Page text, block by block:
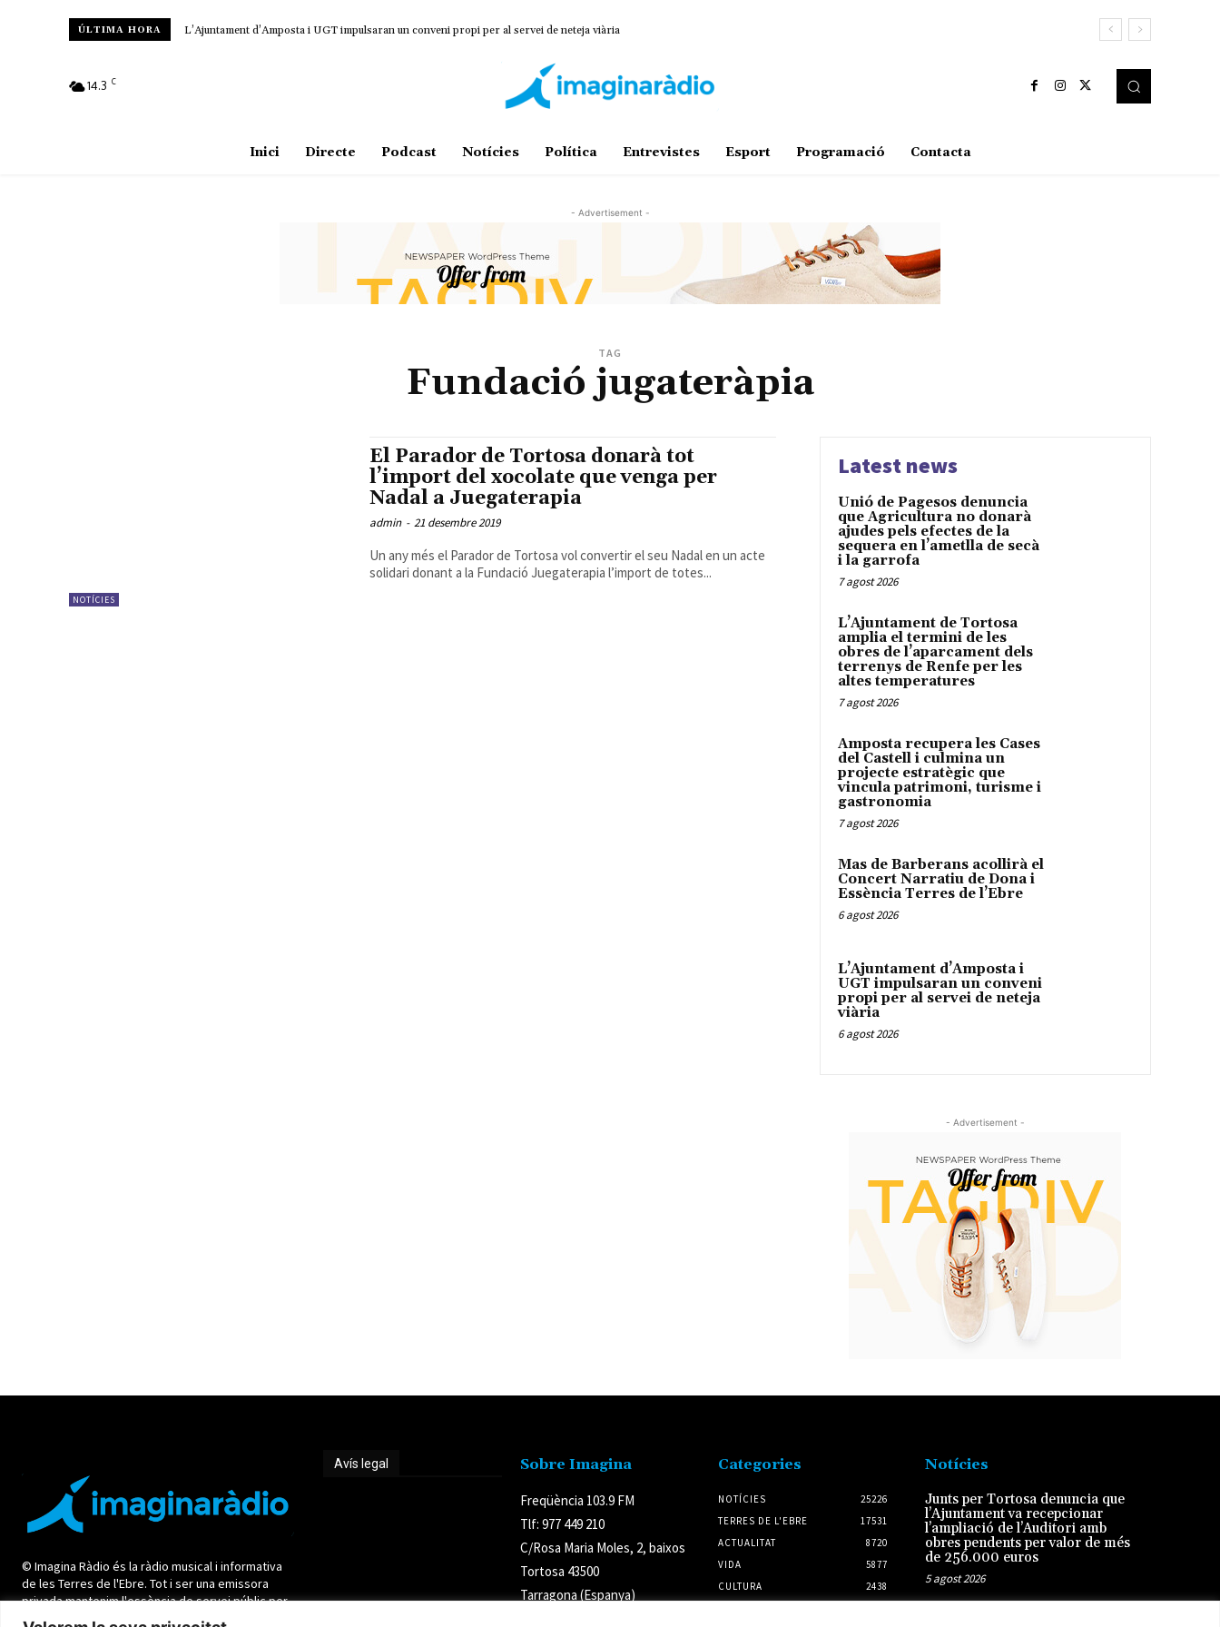
ÚLTIMA HORA L’Ajuntament d’Amposta i UGT impulsaran un conveni propi per al servei de neteja viària
14.3 C
Inici Directe Podcast Notícies Política Entrevistes Esport Programació Contacta
- Advertisement -
TAG
Fundació jugateràpia
NOTÍCIES
El Parador de Tortosa donarà tot
l’import del xocolate que venga per
Nadal a Juegaterapia
admin - 21 desembre 2019
Un any més el Parador de Tortosa vol convertir el seu Nadal en un acte
solidari donant a la Fundació Juegaterapia l’import de totes...
Latest news
Unió de Pagesos denuncia
que Agricultura no donarà
ajudes pels efectes de la
sequera en l’ametlla de secà
i la garrofa
7 agost 2026
L’Ajuntament de Tortosa
amplia el termini de les
obres de l’aparcament dels
terrenys de Renfe per les
altes temperatures
7 agost 2026
Amposta recupera les Cases
del Castell i culmina un
projecte estratègic que
vincula patrimoni, turisme i
gastronomia
7 agost 2026
Mas de Barberans acollirà el
Concert Narratiu de Dona i
Essència Terres de l’Ebre
6 agost 2026
L’Ajuntament d’Amposta i
UGT impulsaran un conveni
propi per al servei de neteja
viària
6 agost 2026
- Advertisement -
© Imagina Ràdio és la ràdio musical i informativa
de les Terres de l'Ebre. Tot i ser una emissora
privada mantenim l'essència de servei públic per
oferir una informació de qualitat i de proximitat.
Avís legal Sobre Imagina
Freqüència 103.9 FM
Tlf: 977 449 210
C/Rosa Maria Moles, 2, baixos
Tortosa 43500
Tarragona (Espanya)
Categories
NOTÍCIES
25226
TERRES DE L'EBRE
17531
ACTUALITAT
8720
VIDA
5877
CULTURA
2438
Notícies
Junts per Tortosa denuncia que
l’Ajuntament va recepcionar
l’ampliació de l’Auditori amb
obres pendents per valor de més
de 256.000 euros
5 agost 2026